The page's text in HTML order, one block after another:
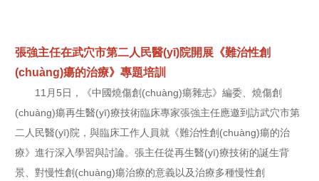
張強主任在武穴市第二人民醫(yī)院開展《難治性創
(chuàng)瘍的治療》專題培訓
11月5日，《中國燒傷創(chuàng)瘍雜志》編委、燒傷創
(chuàng)瘍再生醫(yī)療技術臨床專家張強主任應邀到訪武穴市第
二人民醫(yī)院，與臨床工作人員就《難治性創(chuàng)瘍的治
療》進行深入學習與討論。張主任從再生醫(yī)療技術的誕生背
景、對慢性創(chuàng)瘍治療的意義以及治療多種慢性創